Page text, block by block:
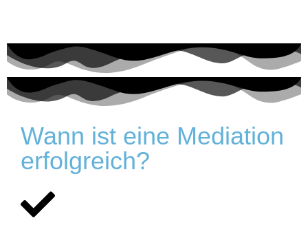
Wann ist eine Mediation
erfolgreich?